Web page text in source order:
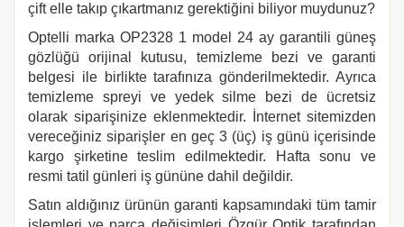
çift elle takıp çıkartmanız gerektiğini biliyor muydunuz?
Optelli marka OP2328 1 model 24 ay garantili güneş
gözlüğü orijinal kutusu, temizleme bezi ve garanti
belgesi ile birlikte tarafınıza gönderilmektedir. Ayrıca
temizleme spreyi ve yedek silme bezi de ücretsiz
olarak siparişinize eklenmektedir. İnternet sitemizden
vereceğiniz siparişler en geç 3 (üç) iş günü içerisinde
kargo şirketine teslim edilmektedir. Hafta sonu ve
resmi tatil günleri iş gününe dahil değildir.
Satın aldığınız ürünün garanti kapsamındaki tüm tamir